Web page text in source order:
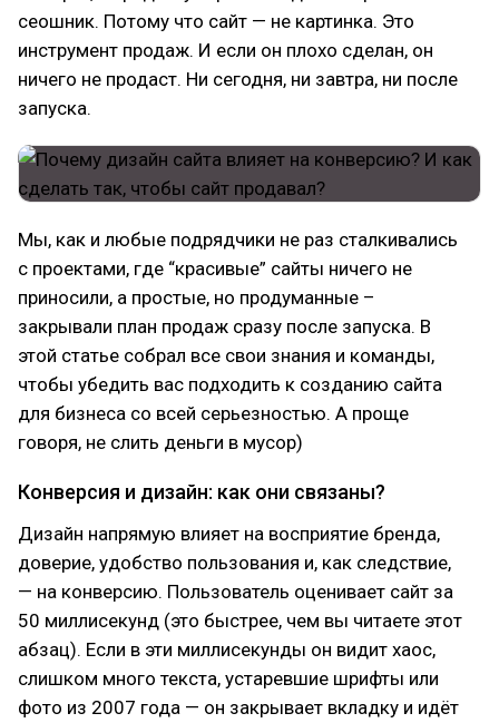
сеошник. Потому что сайт — не картинка. Это
инструмент продаж. И если он плохо сделан, он
ничего не продаст. Ни сегодня, ни завтра, ни после
запуска.
Мы, как и любые подрядчики не раз сталкивались
с проектами, где “красивые” сайты ничего не
приносили, а простые, но продуманные –
закрывали план продаж сразу после запуска. В
этой статье собрал все свои знания и команды,
чтобы убедить вас подходить к созданию сайта
для бизнеса со всей серьезностью. А проще
говоря, не слить деньги в мусор)
Конверсия и дизайн: как они связаны?
Дизайн напрямую влияет на восприятие бренда,
доверие, удобство пользования и, как следствие,
— на конверсию. Пользователь оценивает сайт за
50 миллисекунд (это быстрее, чем вы читаете этот
абзац). Если в эти миллисекунды он видит хаос,
слишком много текста, устаревшие шрифты или
фото из 2007 года — он закрывает вкладку и идёт